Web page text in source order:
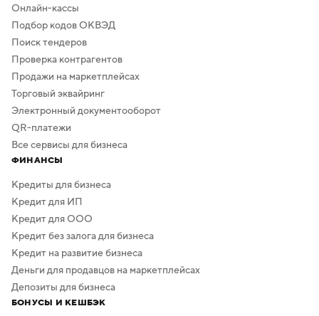
Онлайн-кассы
Подбор кодов ОКВЭД
Поиск тендеров
Проверка контрагентов
Продажи на маркетплейсах
Торговый эквайринг
Электронный документооборот
QR-платежи
Все сервисы для бизнеса
ФИНАНСЫ
Кредиты для бизнеса
Кредит для ИП
Кредит для ООО
Кредит без залога для бизнеса
Кредит на развитие бизнеса
Деньги для продавцов на маркетплейсах
Депозиты для бизнеса
БОНУСЫ И КЕШБЭК